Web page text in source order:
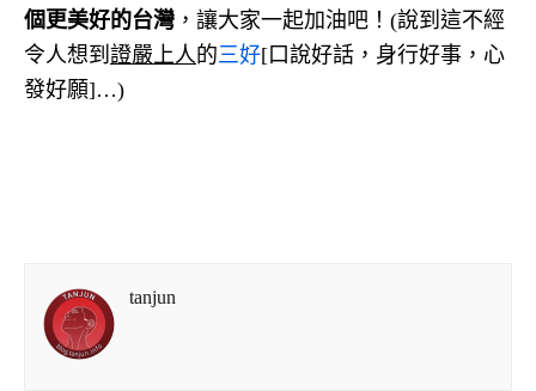
個更美好的台灣 ，讓大家一起加油吧！(說到這不經
令人想到 證嚴上人的三好[口說好話，身行好事，心
發好願]…)
tanjun